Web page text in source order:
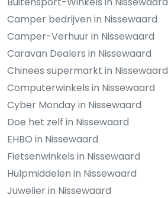
Camper bedrijven in Nissewaard
Camper-Verhuur in Nissewaard
Caravan Dealers in Nissewaard
Chinees supermarkt in Nissewaard
Computerwinkels in Nissewaard
Cyber Monday in Nissewaard
Doe het zelf in Nissewaard
EHBO in Nissewaard
Fietsenwinkels in Nissewaard
Hulpmiddelen in Nissewaard
Juwelier in Nissewaard